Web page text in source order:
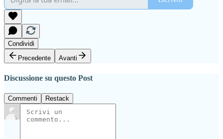
Condividi
Precedente
Avanti
Discussione su questo Post
Commenti Restack